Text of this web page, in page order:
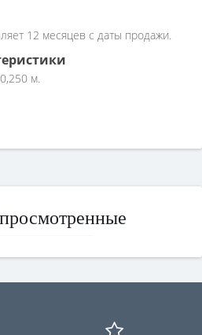
12 месяцев с даты продажи.
м.